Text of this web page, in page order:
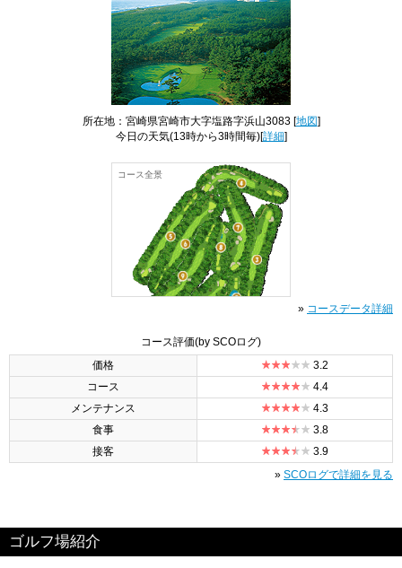
所在地：宮崎県宮崎市大字塩路字浜山3083 [地図]
今日の天気(13時から3時間毎)[詳細]
コース全景
» コースデータ詳細
コース評価(by SCOログ)
価格
3.2
コース
4.4
メンテナンス
4.3
食事
3.8
接客
3.9
» SCOログで詳細を見る
ゴルフ場紹介